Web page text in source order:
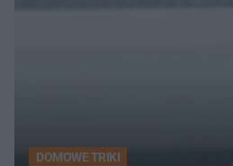
DOMOWE TRIKI